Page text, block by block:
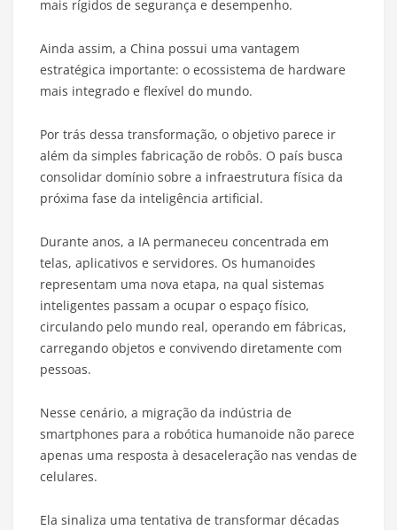
mais rígidos de segurança e desempenho.
Ainda assim, a China possui uma vantagem
estratégica importante: o ecossistema de hardware
mais integrado e flexível do mundo.
Por trás dessa transformação, o objetivo parece ir
além da simples fabricação de robôs. O país busca
consolidar domínio sobre a infraestrutura física da
próxima fase da inteligência artificial.
Durante anos, a IA permaneceu concentrada em
telas, aplicativos e servidores. Os humanoides
representam uma nova etapa, na qual sistemas
inteligentes passam a ocupar o espaço físico,
circulando pelo mundo real, operando em fábricas,
carregando objetos e convivendo diretamente com
pessoas.
Nesse cenário, a migração da indústria de
smartphones para a robótica humanoide não parece
apenas uma resposta à desaceleração nas vendas de
celulares.
Ela sinaliza uma tentativa de transformar décadas